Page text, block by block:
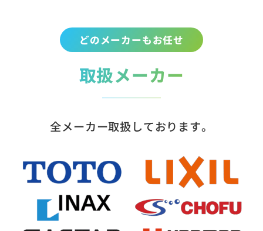
どのメーカーもお任せ
取扱メーカー
全メーカー取扱しております。